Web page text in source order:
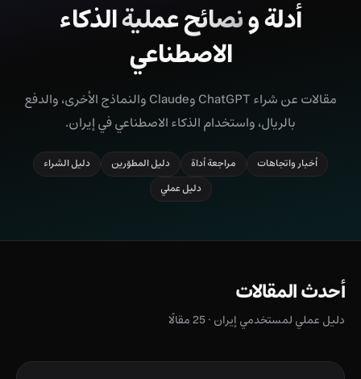
أدلة ونصائح عمليةالذكاء
الاصطناعي
مقالات عن شراء ChatGPT وClaude والنماذج الأخرى، والدفع
بالريال، واستخدام الذكاء الاصطناعي في إيران.
أخبار واتجاهات مراجعة أداة دليل المطوّرين
دليل الشراء
دليل عملي
أحدث المقالات
دليل عملي لمستخدمي إيران · 25 مقالًا